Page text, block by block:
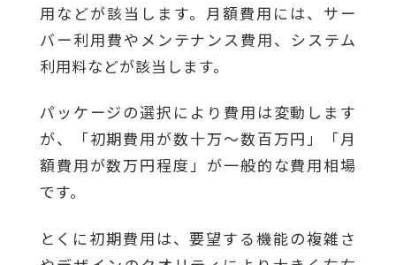
用などが該当します。月額費用には、サー
バー利用費やメンテナンス費用、システム
利用料などが該当します。
パッケージの選択により費用は変動します
が、「初期費用が数十万〜数百万円」「月
額費用が数万円程度」が一般的な費用相場
です。
とくに初期費用は、要望する機能の複雑さ